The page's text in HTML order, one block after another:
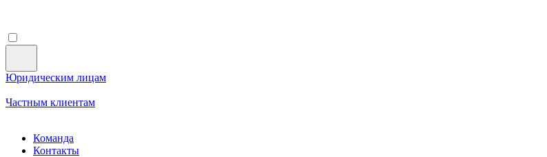
Юридическим лицам
Частным клиентам
Команда
Контакты